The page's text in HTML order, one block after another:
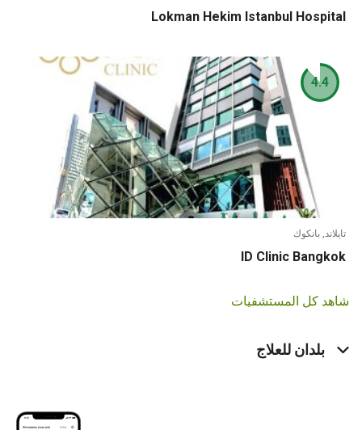
Lokman Hekim Istanbul Hospital
تايلاند, بانكوك
ID Clinic Bangkok
4.4
شاهد كل المستشفيات
بلدان للعلاج